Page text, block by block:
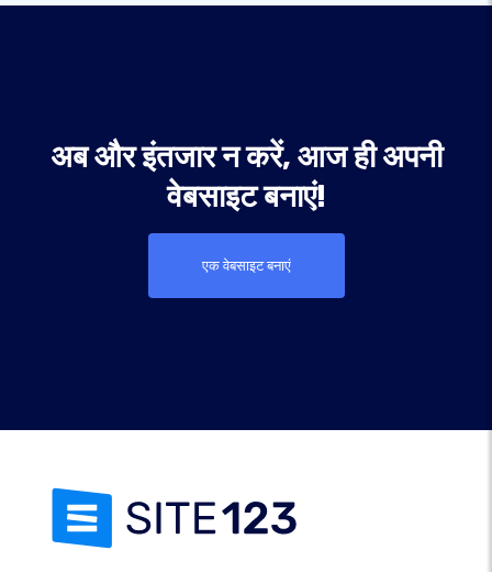
अब और इंतजार न करें, आज ही अपनी
वेबसाइट बनाएं!
एक वेबसाइट बनाएं